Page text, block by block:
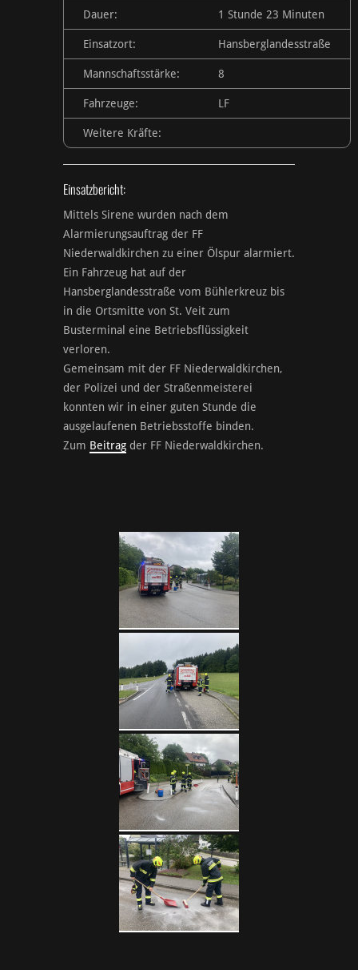
Dauer: 1 Stunde 23 Minuten
Einsatzort: Hansberglandesstraße
Mannschaftsstärke: 8
Fahrzeuge: LF
Weitere Kräfte:
Einsatzbericht:
Mittels Sirene wurden nach dem
Alarmierungsauftrag der FF
Niederwaldkirchen zu einer Ölspur alarmiert.
Ein Fahrzeug hat auf der
Hansberglandesstraße vom Bühlerkreuz bis
in die Ortsmitte von St. Veit zum
Busterminal eine Betriebsflüssigkeit
verloren.
Gemeinsam mit der FF Niederwaldkirchen,
der Polizei und der Straßenmeisterei
konnten wir in einer guten Stunde die
ausgelaufenen Betriebsstoffe binden.
Zum Beitrag der FF Niederwaldkirchen.